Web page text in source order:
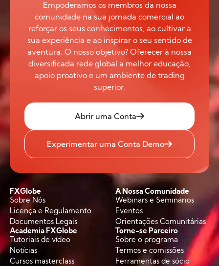
Empoderamos os membros da nossa
comunidade na sua jornada comercial ao
reforçar os seus conhecimentos, ao cultivar a
sua experiência e ao inspirar o seu sentido de
aventura. O nosso objetivo? Oferecer à nossa
diversificada rede global a melhor educação,
apoio proativo e um ambiente de trading
superior.
Abrir uma Conta
Experimentar uma Conta Demo
FXGlobe
Sobre Nós
Licença e Regulamento
Documentos Legais
A Nossa Comunidade
Webinars e Seminários
Eventos
Orientações Comunitárias
Academia FXGlobe
Tutoriais de vídeo
Notícias
Cursos masterclass
Torne-se Parceiro
Sobre o programa
Termos e comissões
Ferramentas de sócio